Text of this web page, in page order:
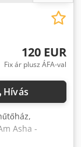
120 EUR
Fix ár plusz ÁFA-val
Hívás
Asha -
-Súly: 16 kg